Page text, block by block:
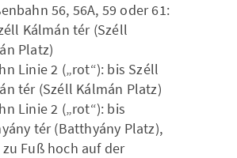
56, 56A, 59 oder 61:
Kálmán tér (Széll
Platz)
Linie 2 („rot“): bis Széll
tér (Széll Kálmán Platz)
Linie 2 („rot“): bis
tér (Batthyány Platz),
Fuß hoch auf der